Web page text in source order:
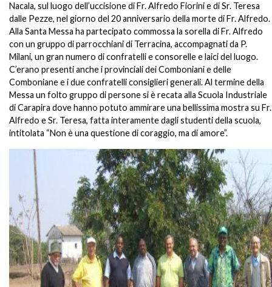
Nacala, sul luogo dell’uccisione di Fr. Alfredo Fiorini e di Sr. Teresa
dalle Pezze, nel giorno del 20 anniversario della morte di Fr. Alfredo.
Alla Santa Messa ha partecipato commossa la sorella di Fr. Alfredo
con un gruppo di parrocchiani di Terracina, accompagnati da P.
Milani, un gran numero di confratelli e consorelle e laici del luogo.
C’erano presenti anche i provinciali dei Comboniani e delle
Comboniane e i due confratelli consiglieri generali. Al termine della
Messa un folto gruppo di persone si è recata alla Scuola Industriale
di Carapira dove hanno potuto ammirare una bellissima mostra su Fr.
Alfredo e Sr. Teresa, fatta interamente dagli studenti della scuola,
intitolata “Non è una questione di coraggio, ma di amore”.